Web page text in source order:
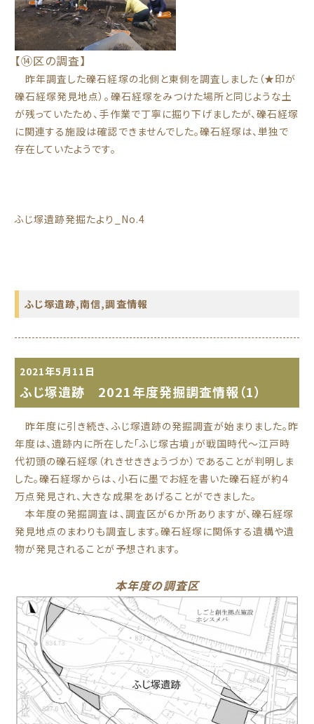
【⑭区の調査】
昨年調査した礫石経塚の北側と東側を調査しました（★印が
礫石経塚発見地点）。礫石経塚をみつけた場所と同じような土
が残っていたため、手作業で丁寧に掘り下げましたが、礫石経塚
に関連する施設は確認できませんでした。礫石経塚は、単独で
存在していたようです。
ふじ塚遺跡発掘たより_No.4
ふじ塚遺跡,南信,調査情報
2021年5月11日
ふじ塚遺跡 2021年度発掘調査情報（1）
昨年度に引き続き、ふじ塚遺跡の発掘調査が始まりました。昨
年度は、遺跡内に所在した「ふじ塚古墳」が戦国時代～江戸時
代初頭の礫石経塚（れきせききょうづか）であることが判明しま
した。礫石経塚からは、小石に墨でお経を書いた礫石経が約４
万点発見され、大きな成果をあげることができました。
本年度の発掘調査は、調査区が６か所ありますが、礫石経塚
発見地点のまわりも調査します。礫石経塚に関係する遺構や遺
物が発見されることが予想されます。
本年度の調査区